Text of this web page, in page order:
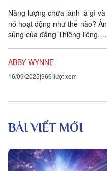
Năng lượng chữa lành là gì và
nó hoạt động như thế nào? Ân
sủng của đấng Thiêng liêng,
ABBY WYNNE
16/09/2025 966 lượt xem
BÀI VIẾT MỚI